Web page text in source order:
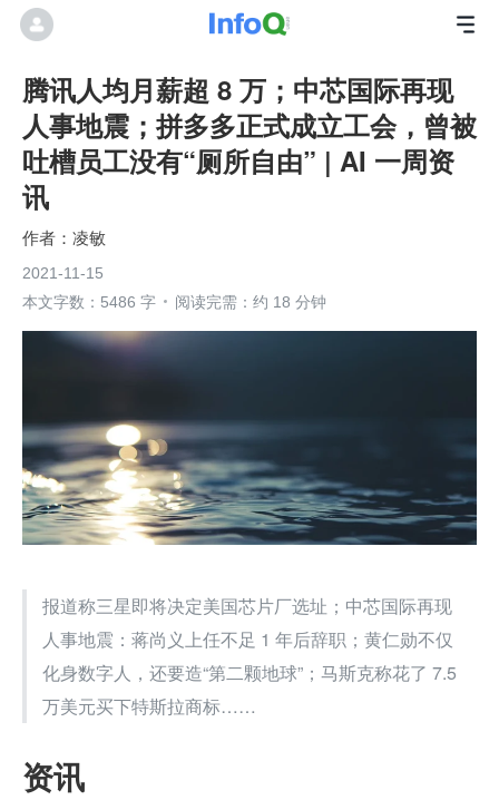
腾讯人均月薪超 8 万；中芯国际再现
人事地震；拼多多正式成立工会，曾被
吐槽员工没有“厕所自由” | AI 一周资
讯
凌敏
2021-11-15
本文字数：5486 字
阅读完需：约 18 分钟
报道称三星即将决定美国芯片厂选址；中芯国际再现
人事地震：蒋尚义上任不足 1 年后辞职；黄仁勋不仅
化身数字人，还要造“第二颗地球”；马斯克称花了 7.5
万美元买下特斯拉商标……
资讯